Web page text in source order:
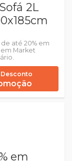
2L
até 20% em
em Market
Desconto
em